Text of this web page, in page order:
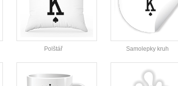
Polštář Samolepky kruh